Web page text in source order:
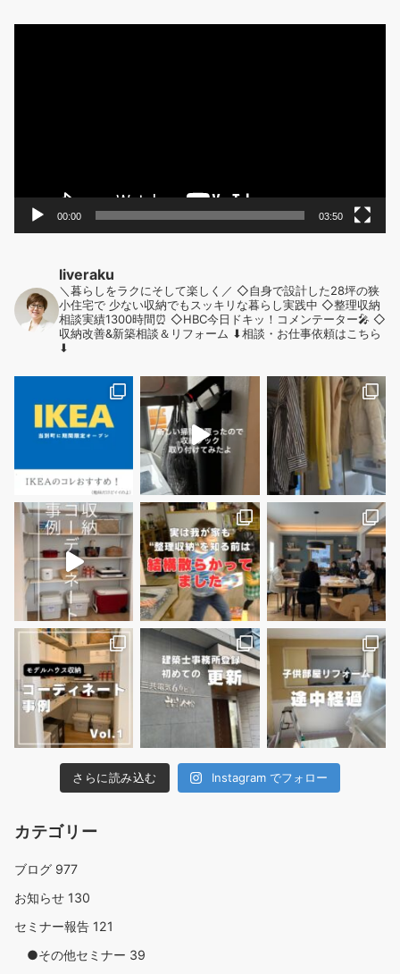
00:00 03:50
liveraku
＼暮らしをラクにそして楽しく／ ◇自身で設計した28坪の狭
小住宅で 少ない収納でもスッキリな暮らし実践中 ◇整理収納
相談実績1300時間⏰ ◇HBC今日ドキッ！コメンテーター🎤 ◇
収納改善&新築相談＆リフォーム ⬇︎相談・お仕事依頼はこちら
⬇︎
さらに読み込む Instagram でフォロー
カテゴリー
ブログ 977
お知らせ 130
セミナー報告 121
●その他セミナー 39